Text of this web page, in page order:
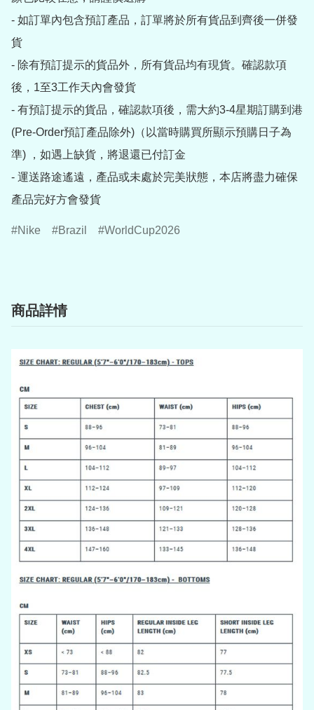
- 如訂單內包含預訂產品，訂單將於所有貨品到齊後一併發
貨
- 除有預訂提示的貨品外，所有貨品均有現貨。確認款項
後，1至3工作天內會發貨
- 有預訂提示的貨品，確認款項後，需大約3-4星期訂購到港
(Pre-Order預訂產品除外)（以當時購買所顯示預購日子為
準) ，如遇上缺貨，將退還已付訂金
- 運送路途遙遠，產品或未處於完美狀態，本店將盡力確保
產品完好方會發貨
Nike Brazil WorldCup2026
商品詳情